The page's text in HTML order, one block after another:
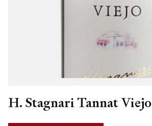
H. Stagnari Tannat Viejo